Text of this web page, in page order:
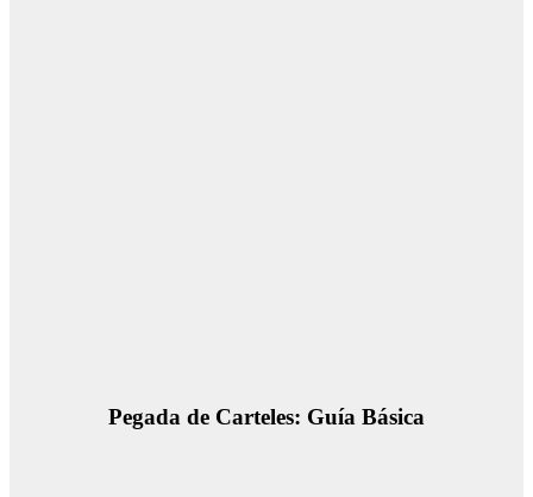
Pegada de Carteles: Guía Básica